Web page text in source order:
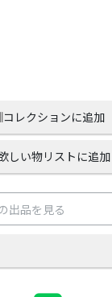
コレクションに追加
しい物リストに追加
出品を見る